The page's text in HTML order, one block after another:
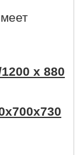
х 880